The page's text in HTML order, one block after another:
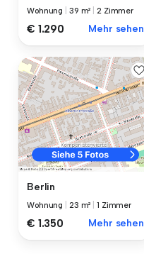
Wohnung 39 m² |2 Zimmer
€ 1.290 Mehr sehen
Berlin
Wohnung 23 m² |1 Zimmer
€ 1.350 Mehr sehen